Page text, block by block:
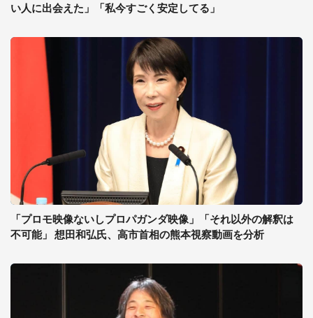
い人に出会えた」「私今すごく安定してる」
「プロモ映像ないしプロパガンダ映像」「それ以外の解釈は
不可能」 想田和弘氏、高市首相の熊本視察動画を分析